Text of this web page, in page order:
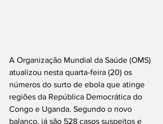
A Organização Mundial da Saúde (OMS)
atualizou nesta quarta-feira (20) os
números do surto de ebola que atinge
regiões da República Democrática do
Congo e Uganda. Segundo o novo
balanço, já são 528 casos suspeitos e